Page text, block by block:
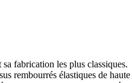
fabrication les plus classiques.
rembourrés élastiques de haute